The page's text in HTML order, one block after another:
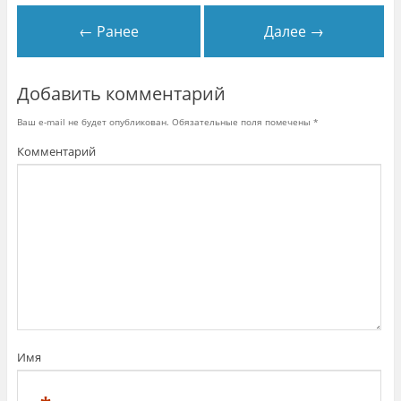
к
е
← Ранее Далее →
Добавить комментарий
Ваш e-mail не будет опубликован. Обязательные поля помечены *
Комментарий
Имя